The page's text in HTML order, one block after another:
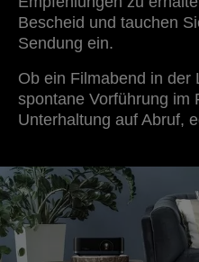
Bescheid und tauchen
Sendung ein.
Ob ein Filmabend in der
spontane Vorführung im
Unterhaltung auf Abruf,